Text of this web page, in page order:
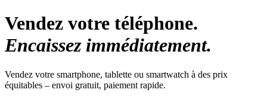
Vendez votre téléphone.
Encaissez immédiatement.
Vendez votre smartphone, tablette ou smartwatch à des prix
équitables – envoi gratuit, paiement rapide.